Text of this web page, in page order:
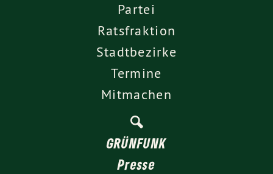
Partei
Ratsfraktion
Stadtbezirke
Termine
Mitmachen
GRÜNFUNK
Presse